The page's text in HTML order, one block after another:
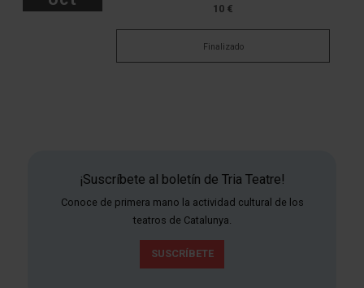
10 €
Finalizado
¡Suscríbete al boletín de Tria Teatre!
Conoce de primera mano la actividad cultural de los
teatros de Catalunya.
SUSCRÍBETE